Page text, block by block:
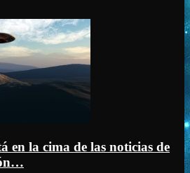
en la cima de las noticias de